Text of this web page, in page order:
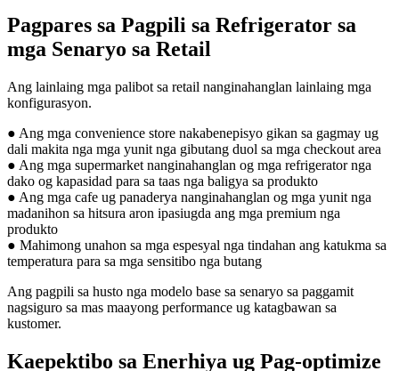
Pagpares sa Pagpili sa Refrigerator sa
mga Senaryo sa Retail
Ang lainlaing mga palibot sa retail nanginahanglan lainlaing mga
konfigurasyon.
● Ang mga convenience store nakabenepisyo gikan sa gagmay ug
dali makita nga mga yunit nga gibutang duol sa mga checkout area
● Ang mga supermarket nanginahanglan og mga refrigerator nga
dako og kapasidad para sa taas nga baligya sa produkto
● Ang mga cafe ug panaderya nanginahanglan og mga yunit nga
madanihon sa hitsura aron ipasiugda ang mga premium nga
produkto
● Mahimong unahon sa mga espesyal nga tindahan ang katukma sa
temperatura para sa mga sensitibo nga butang
Ang pagpili sa husto nga modelo base sa senaryo sa paggamit
nagsiguro sa mas maayong performance ug katagbawan sa
kustomer.
Kaepektibo sa Enerhiya ug Pag-optimize